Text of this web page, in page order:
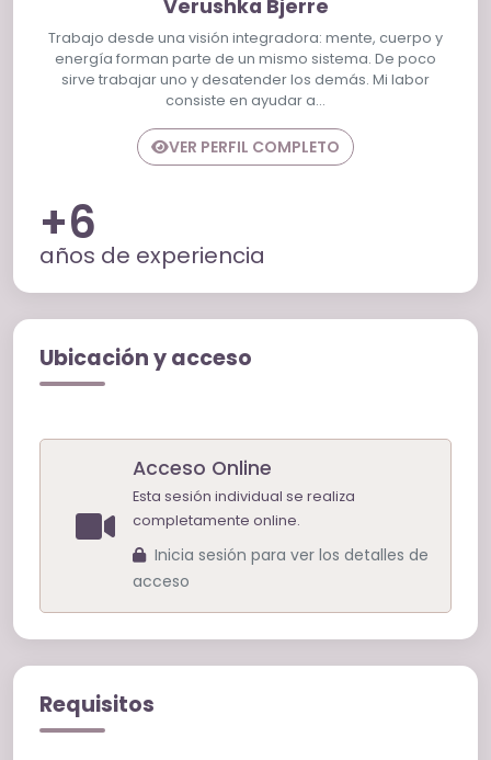
Verushka Bjerre
Trabajo desde una visión integradora: mente, cuerpo y
energía forman parte de un mismo sistema. De poco
sirve trabajar uno y desatender los demás. Mi labor
consiste en ayudar a…
VER PERFIL COMPLETO
+6
años de experiencia
Ubicación y acceso
Acceso Online
Esta sesión individual se realiza
completamente online.
Inicia sesión para ver los detalles de
acceso
Requisitos